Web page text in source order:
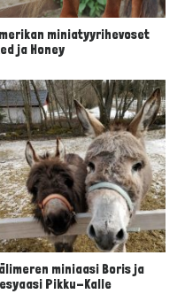
miniatyyrihevoset
ja Honey
miniaasi Boris ja
Pikku-Kalle